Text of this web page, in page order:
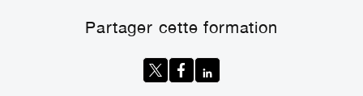
Partager cette formation